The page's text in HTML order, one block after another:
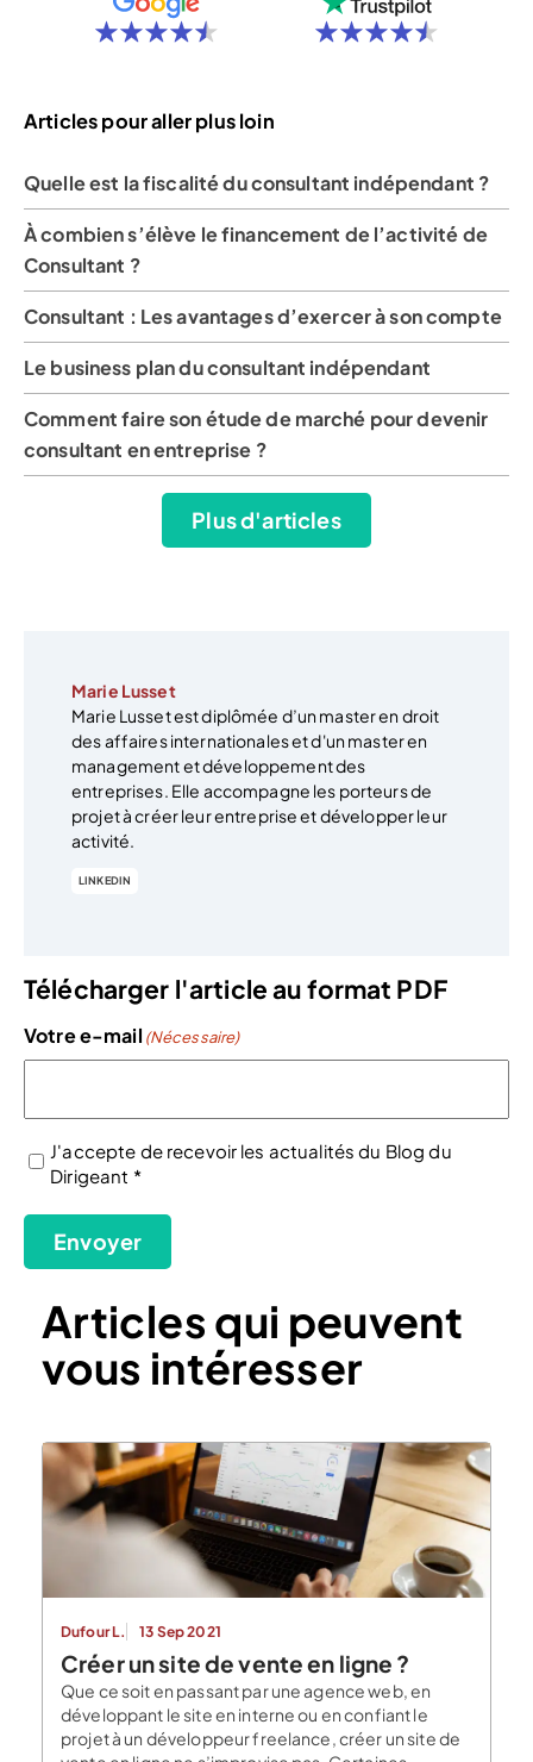
Articles pour aller plus loin
Quelle est la fiscalité du consultant indépendant ?
À combien s’élève le financement de l’activité de
Consultant ?
Consultant : Les avantages d’exercer à son compte
Le business plan du consultant indépendant
Comment faire son étude de marché pour devenir
consultant en entreprise ?
Plus d'articles
Marie Lusset
Marie Lusset est diplômée d’un master en droit
des affaires internationales et d'un master en
management et développement des
entreprises. Elle accompagne les porteurs de
projet à créer leur entreprise et développer leur
activité.
LINKEDIN
Télécharger l'article au format PDF
Votre e-mail (Nécessaire)
(Nécessaire)
J'accepte de recevoir les actualités du Blog du
Dirigeant *
Envoyer
Articles qui peuvent
vous intéresser
Dufour L. 13 Sep 2021
Créer un site de vente en ligne ?
Que ce soit en passant par une agence web, en
développant le site en interne ou en confiant le
projet à un développeur freelance, créer un site de